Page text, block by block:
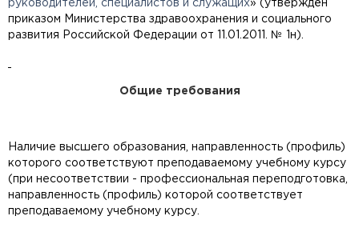
руководителей, специалистов и служащих» (утверждён
приказом Министерства здравоохранения и социального
развития Российской Федерации от 11.01.2011. № 1н).
Общие требования
Наличие высшего образования, направленность (профиль)
которого соответствуют преподаваемому учебному курсу
(при несоответствии - профессиональная переподготовка,
направленность (профиль) которой соответствует
преподаваемому учебному курсу.